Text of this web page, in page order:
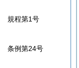
規程第1号
条例第24号